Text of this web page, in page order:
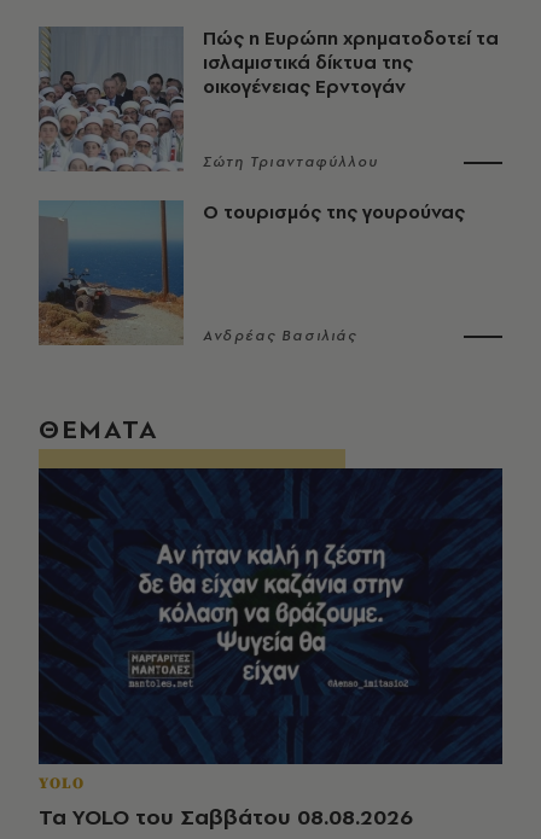
Πώς η Ευρώπη χρηματοδοτεί τα
ισλαμιστικά δίκτυα της
οικογένειας Ερντογάν
Σώτη Τριανταφύλλου
Ο τουρισμός της γουρούνας
Ανδρέας Βασιλιάς
ΘΕΜΑΤΑ
YOLO
Τα YOLO του Σαββάτου 08.08.2026